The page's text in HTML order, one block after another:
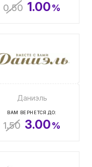
0.50 1.00%
Даниэль
ВАМ ВЕРНЕТСЯ ДО:
1.50 3.00%